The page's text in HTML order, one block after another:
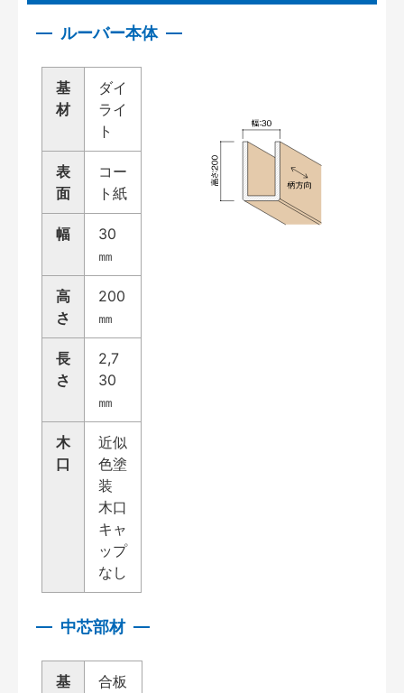
ルーバー本体
基
材
ダイ
ライ
ト
表
面
コー
ト紙
幅
30
㎜
高
さ
200
㎜
長
さ
2,7
30
㎜
木
口
近似
色塗
装
木口
キャ
ップ
なし
中芯部材
基
合板